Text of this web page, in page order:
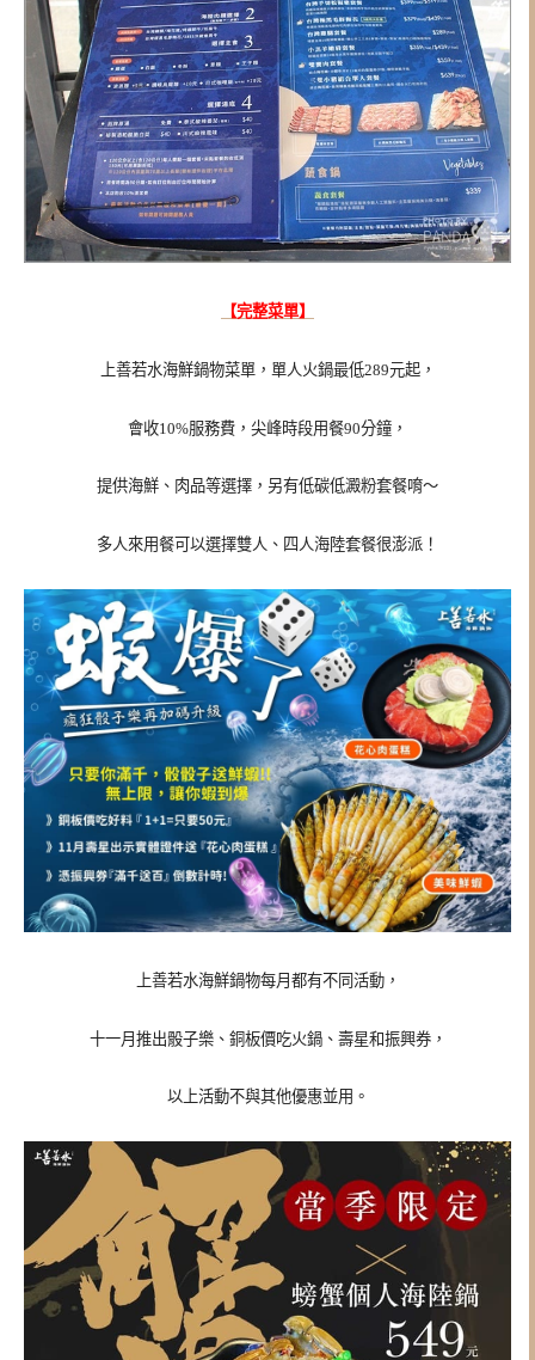
【完整菜單】
上善若水海鮮鍋物菜單，單人火鍋最低289元起，
會收10%服務費，尖峰時段用餐90分鐘，
提供海鮮、肉品等選擇，另有低碳低澱粉套餐唷～
多人來用餐可以選擇雙人、四人海陸套餐很澎派！
上善若水海鮮鍋物每月都有不同活動，
十一月推出骰子樂、銅板價吃火鍋、壽星和振興券，
以上活動不與其他優惠並用。